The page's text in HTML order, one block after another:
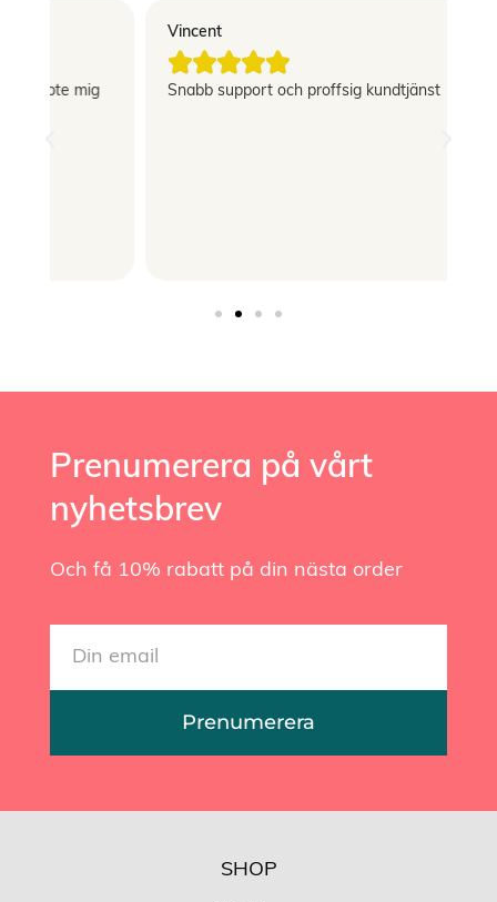

Snabb support och proffsig kundtjänst
Prenumerera på vårt
nyhetsbrev
Och få 10% rabatt på din nästa order
Prenumerera
SHOP